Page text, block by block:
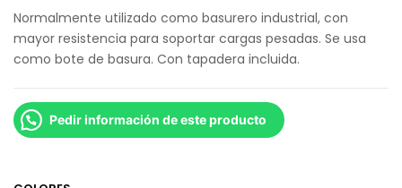
Normalmente utilizado como basurero industrial, con
mayor resistencia para soportar cargas pesadas. Se usa
como bote de basura. Con tapadera incluida.
Pedir información de este producto